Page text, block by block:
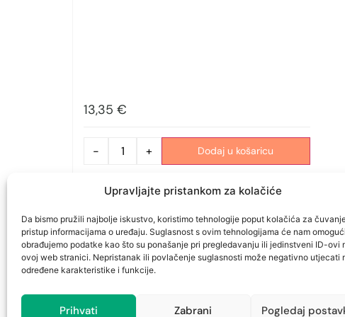
Upravljajte pristankom za kolačiće
Da bismo pružili najbolje iskustvo, koristimo tehnologije poput kolačića za
pristup informacijama o uređaju. Suglasnost s ovim tehnologijama će nam
obrađujemo podatke kao što su ponašanje pri pregledavanju ili jedinstveni ID-ovi
ovoj web stranici. Nepristanak ili povlačenje suglasnosti može negativno utjecati
određene karakteristike i funkcije.
Prihvati Zabrani Pogledaj
13,35 €
- + Dodaj u košaricu
Ljekarna Rijeka sirup Sljez, Trputac i
Matičnjak 150ml
Zdravlje i samoliječenje